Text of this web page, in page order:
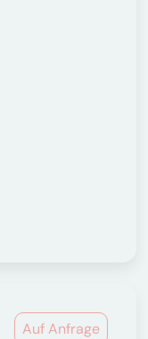
Auf Anfrage